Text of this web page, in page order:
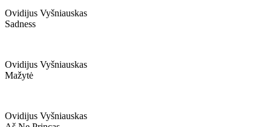
Ovidijus Vyšniauskas
Sadness
Ovidijus Vyšniauskas
Mažytė
Ovidijus Vyšniauskas